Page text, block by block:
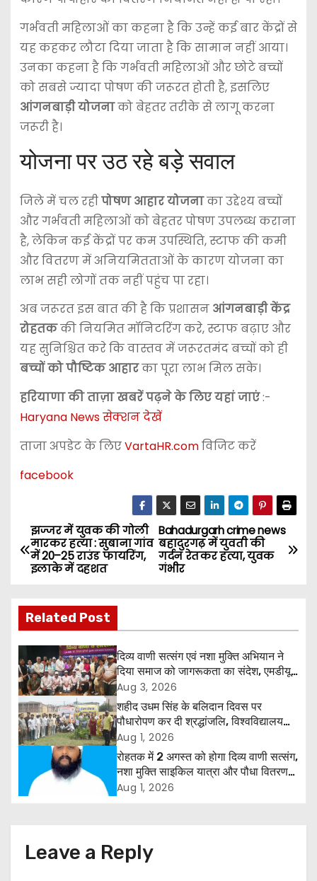
गर्भवती महिलाओं का कहना है कि उन्हें कई बार केंद्रों से
यह कहकर लौटा दिया जाता है कि सामान नहीं आया।
उनका कहना है कि गर्भवती महिलाओं और छोटे बच्चों
को सबसे ज्यादा पोषण की जरूरत होती है, इसलिए
आंगनबाड़ी योजनाको बेहतर तरीके से लागू करना
जरूरी है।
योजना पर उठ रहे बड़े सवाल
जिले में चल रहीपोषण आहार योजनाका उद्देश्य बच्चों
और गर्भवती महिलाओं को बेहतर पोषण उपलब्ध कराना
है, लेकिन कई केंद्रों पर कम उपस्थिति, स्टाफ की कमी
और वितरण में अनियमितताओं के कारण योजना का
लाभ सही लोगों तक नहीं पहुंच पा रहा।
अब जरूरत इस बात की है कि प्रशासन आंगनबाड़ी केंद्र
रोहतककी नियमित मॉनिटरिंग करे, स्टाफ बढ़ाए और
यह सुनिश्चित करे कि वास्तव में जरूरतमंद बच्चों को ही
बच्चों को पौष्टिक आहारका पूरा लाभ मिल सके।
हरियाणा की ताज़ा खबरें पढ़ने के लिए यहां जाएं:-
Haryana News सेक्शन देखें
ताजा अपडेट के लिएVartaHR.comविजिट करें
facebook
P
o
t
n
a
v
i
g
Bahadurgarh crime news
बहादुरगढ़ में युवती की
गर्दन रेतकर हत्या, युवक
गंभीर
झज्जर में युवक की गोली
मारकर हत्या : सुबाना गांव
में 20–25 राउंड फायरिंग,
इलाके में दहशत
Related Post
दिव्य वाणी सत्संग एवं नशा मुक्ति अभियान ने
दिया समाज को जागरूकता का संदेश, एमडीयू
रोहतक में हजारों लोगों ने लिया संकल्प
Aug 3, 2026
शहीद उधम सिंह के बलिदान दिवस पर
पौधारोपण कर दी श्रद्धांजलि, विश्वविद्यालय
और राजपत्रित अवकाश बहाल करने की उठी
मांग
Aug 1, 2026
रोहतक में 2 अगस्त को होगा दिव्य वाणी सत्संग,
नशा मुक्ति साइकिल यात्रा और पौधा वितरण
कार्यक्रम
Aug 1, 2026
Leave a Reply